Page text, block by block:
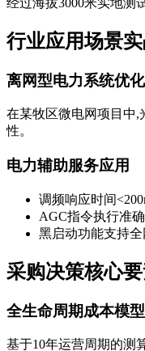
行业应用场景
离网型电力系统优化
在某牧区微电网项目中,
性。
电力辅助服务应用
调频响应时间
AGC指令执行准
黑启动功能支持全
采购决策核心
全生命周期成本模型
基于10年运营周期的测